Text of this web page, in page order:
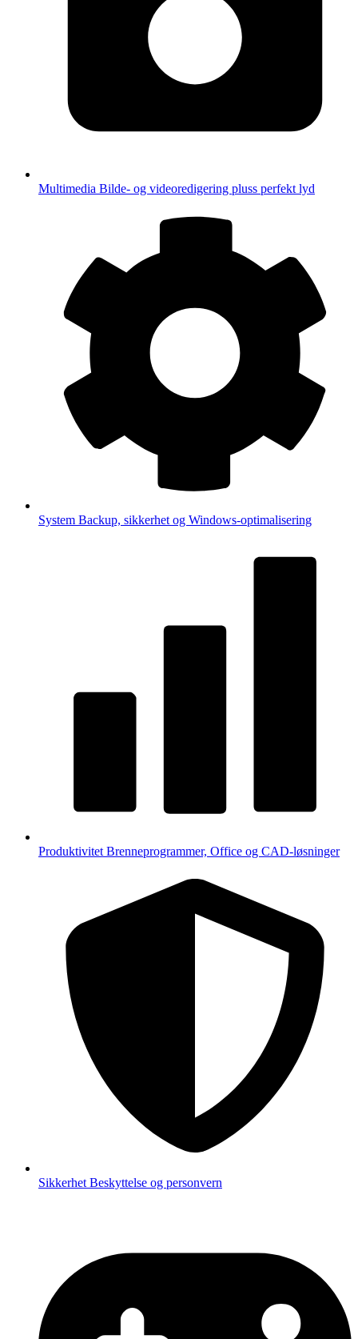
Multimedia Bilde- og videoredigering pluss perfekt lyd
System Backup, sikkerhet og Windows-optimalisering
Produktivitet Brenneprogrammer, Office og CAD-løsninger
Sikkerhet Beskyttelse og personvern